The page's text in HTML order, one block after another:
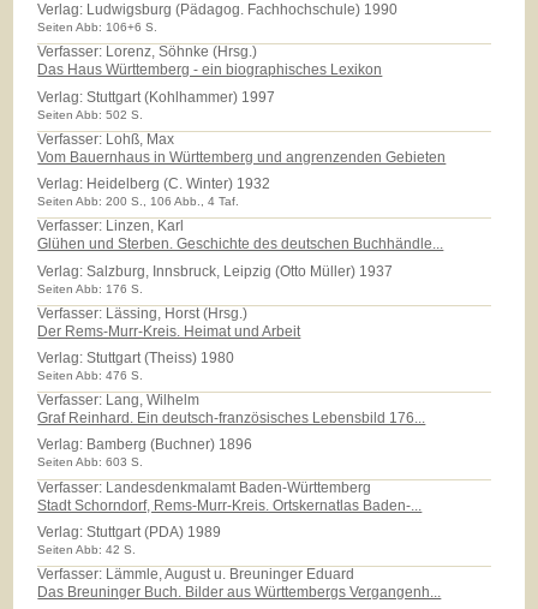
Verlag: Ludwigsburg (Pädagog. Fachhochschule) 1990
Seiten Abb: 106+6 S.
Verfasser: Lorenz, Söhnke (Hrsg.)
Das Haus Württemberg - ein biographisches Lexikon
Verlag:Stuttgart (Kohlhammer) 1997
Seiten Abb: 502 S.
Verfasser: Lohß, Max
Vom Bauernhaus in Württemberg und angrenzenden Gebieten
Verlag: Heidelberg (C. Winter) 1932
Seiten Abb: 200 S., 106 Abb., 4 Taf.
Verfasser: Linzen, Karl
Glühen und Sterben. Geschichte des deutschen Buchhändle...
Verlag:Salzburg, Innsbruck, Leipzig (Otto Müller) 1937
Seiten Abb: 176 S.
Verfasser: Lässing, Horst (Hrsg.)
Der Rems-Murr-Kreis. Heimat und Arbeit
Verlag:Stuttgart (Theiss) 1980
Seiten Abb: 476 S.
Verfasser: Lang, Wilhelm
Graf Reinhard. Ein deutsch-französisches Lebensbild 176...
Verlag: Bamberg (Buchner) 1896
Seiten Abb: 603 S.
Verfasser: Landesdenkmalamt Baden-Württemberg
Stadt Schorndorf, Rems-Murr-Kreis. Ortskernatlas Baden-...
Verlag:Stuttgart (PDA) 1989
Seiten Abb: 42 S.
Verfasser: Lämmle, August u. Breuninger Eduard
Das Breuninger Buch. Bilder aus Württembergs Vergangenh...